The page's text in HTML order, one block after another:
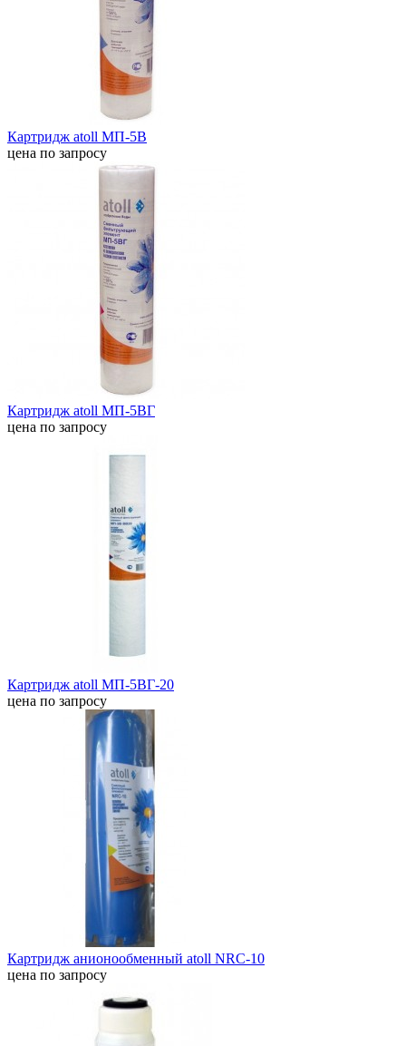
Картридж atoll МП-5В
цена по запросу
Картридж atoll МП-5ВГ
цена по запросу
Картридж atoll МП-5ВГ-20
цена по запросу
Картридж анионообменный atoll NRC-10
цена по запросу